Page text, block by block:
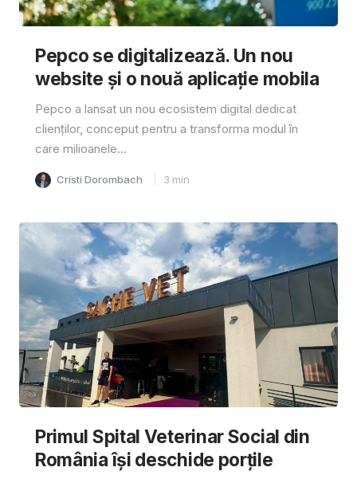
Pepco se digitalizează. Un nou
website și o nouă aplicație mobila
Pepco a lansat un nou ecosistem digital dedicat
clienților, conceput pentru a transforma modul în
care milioanele...
Cristi Dorombach 3 min
Primul Spital Veterinar Social din
România își deschide porțile